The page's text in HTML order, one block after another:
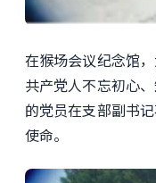
在猴场会议纪念馆，
共产党人不忘初心
的党员在支部副书
使命。